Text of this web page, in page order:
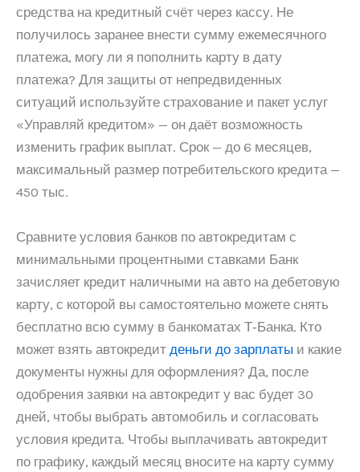
средства на кредитный счёт через кассу. Не
получилось заранее внести сумму ежемесячного
платежа, могу ли я пополнить карту в дату
платежа? Для защиты от непредвиденных
ситуаций используйте страхование и пакет услуг
«Управляй кредитом» — он даёт возможность
изменить график выплат. Срок — до 6 месяцев,
максимальный размер потребительского кредита —
450 тыс.
Сравните условия банков по автокредитам с
минимальными процентными ставками Банк
зачисляет кредит наличными на авто на дебетовую
карту, с которой вы самостоятельно можете снять
бесплатно всю сумму в банкоматах Т‑Банка. Кто
может взять автокредит деньги до зарплаты и какие
документы нужны для оформления? Да, после
одобрения заявки на автокредит у вас будет 30
дней, чтобы выбрать автомобиль и согласовать
условия кредита. Чтобы выплачивать автокредит
по графику, каждый месяц вносите на карту сумму